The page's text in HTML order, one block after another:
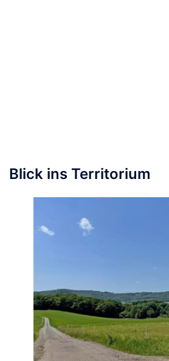
Blick ins Territorium